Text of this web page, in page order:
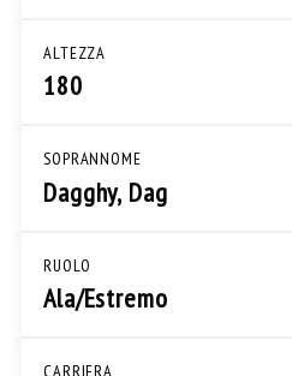
ALTEZZA
180
SOPRANNOME
Dagghy, Dag
RUOLO
Ala/Estremo